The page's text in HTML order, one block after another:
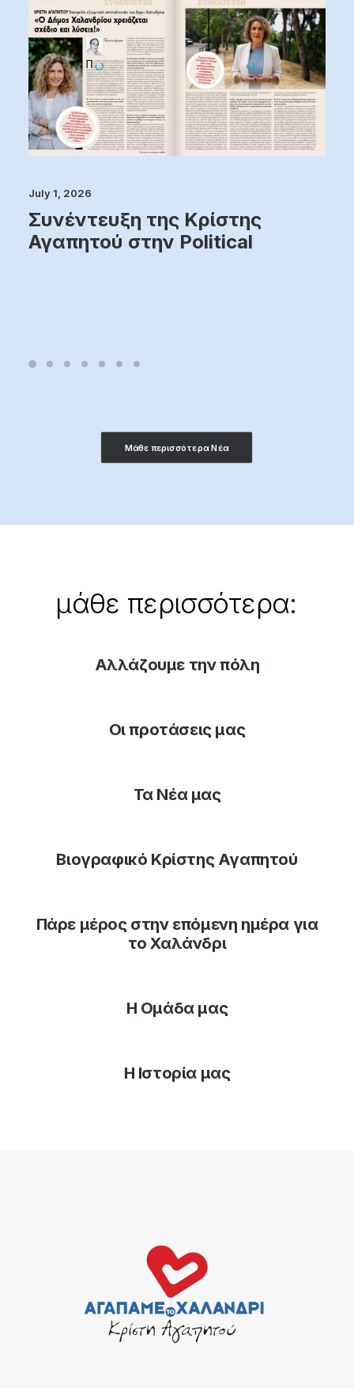
July 1, 2026
Συνέντευξη της Κρίστης
Αγαπητού στην Political
Μάθε περισσότερα Νέα
μάθε περισσότερα:
Αλλάζουμε την πόλη
Οι προτάσεις μας
Τα Νέα μας
Βιογραφικό Κρίστης Αγαπητού
Πάρε μέρος στην επόμενη ημέρα για
το Χαλάνδρι
Η Ομάδα μας
Η Ιστορία μας